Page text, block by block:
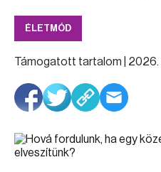
ÉLETMÓD
Támogatott tartalom | 2026.